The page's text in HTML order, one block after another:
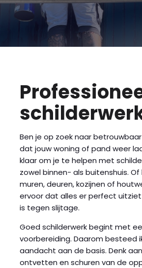
Ben je op zoek naar
dat jouw woning of pand weer
klaar om je te helpen met
zowel binnen- als buitenshuis.
muren, deuren, kozijnen of
ervoor dat alles er perfect
is tegen slijtage.
Goed schilderwerk begint met
voorbereiding. Daarom besteed
aandacht aan de basis. Denk
ontvetten en schuren van de